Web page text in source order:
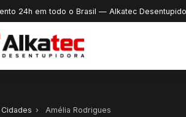
24h em todo o Brasil — Alkatec
Cidades › Amélia Rodrigues